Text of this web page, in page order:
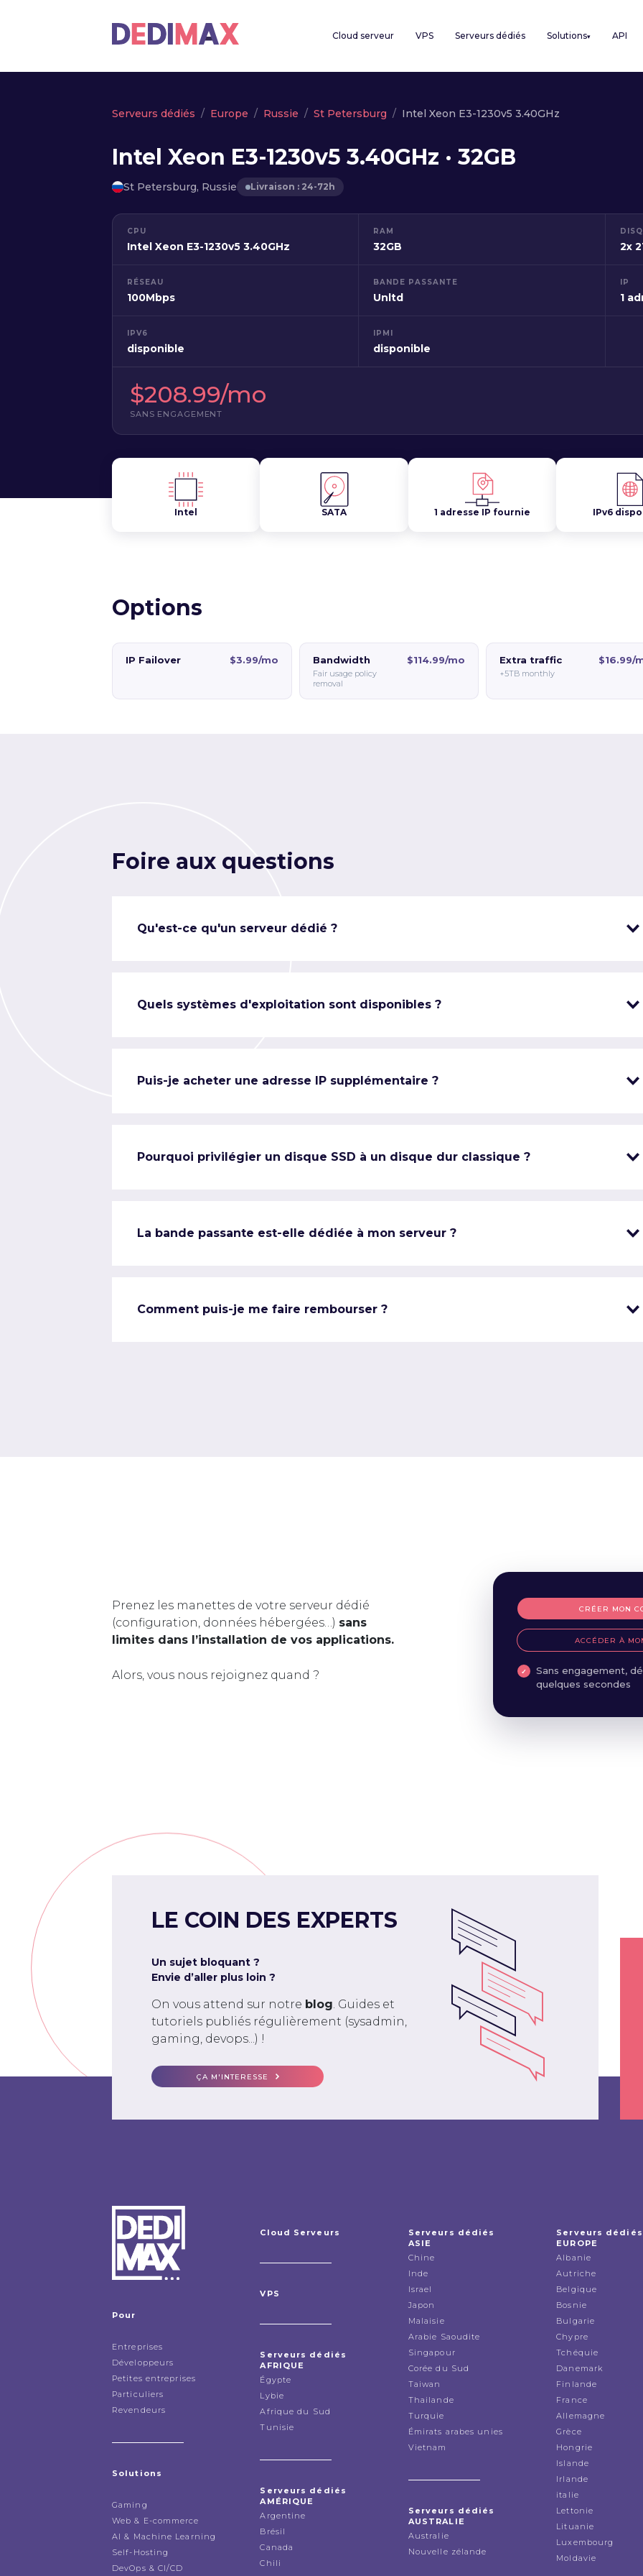
Cloud serveur VPS Serveurs dédiés Solutions▾ API
Serveurs dédiés Europe Russie St Petersburg Intel Xeon E3-1230v5 3.40GHz
Intel Xeon E3-1230v5 3.40GHz · 32GB
St Petersburg, Russie Livraison : 24-72h
CPU
Intel Xeon E3-1230v5 3.40GHz
RAM
32GB 2x
RÉSEAU
100Mbps
BANDE PASSANTE
Unltd
IP
1
IPV6
disponible
IPMI
disponible
$208.99/mo
SANS ENGAGEMENT
Intel SATA 1 adresse IP fournie IPv6
Options
IP Failover $3.99/mo Bandwidth
Fair usage policy
removal
$114.99/mo Extra traffic
+5TB monthly
$16.99/
Foire aux questions
Qu'est-ce qu'un serveur dédié ?
Quels systèmes d'exploitation sont disponibles ?
Puis-je acheter une adresse IP supplémentaire ?
Pourquoi privilégier un disque SSD à un disque dur classique ?
La bande passante est-elle dédiée à mon serveur ?
Comment puis-je me faire rembourser ?
Prenez les manettes de votre serveur dédié
(configuration, données hébergées…) sans
limites dans l’installation de vos applications.
Alors, vous nous rejoignez quand ?
CRÉER MON
ACCÉDER À
Sans engagement,
quelques secondes
LE COIN DES EXPERTS
Un sujet bloquant ?
Envie d’aller plus loin ?
On vous attend sur notre blog. Guides et
tutoriels publiés régulièrement (sysadmin,
gaming, devops...) !
ÇA M'INTERESSE
Pour
Entreprises
Développeurs
Petites entreprises
Particuliers
Revendeurs
Solutions
Gaming
Web & E-commerce
AI & Machine Learning
Self-Hosting
DevOps & CI/CD
Cloud Serveurs
VPS
Serveurs dédiés
AFRIQUE
Égypte
Lybie
Afrique du Sud
Tunisie
Serveurs dédiés
AMÉRIQUE
Argentine
Brésil
Canada
Chili
Serveurs dédiés
ASIE
Chine
Inde
Israel
Japon
Malaisie
Arabie Saoudite
Singapour
Corée du Sud
Taiwan
Thailande
Turquie
Émirats arabes unies
Vietnam
Serveurs dédiés
AUSTRALIE
Australie
Nouvelle zélande
Serveurs dédiés
EUROPE
Albanie
Autriche
Belgique
Bosnie
Bulgarie
Chypre
Tchéquie
Danemark
Finlande
France
Allemagne
Grèce
Hongrie
Islande
Irlande
italie
Lettonie
Lituanie
Luxembourg
Moldavie